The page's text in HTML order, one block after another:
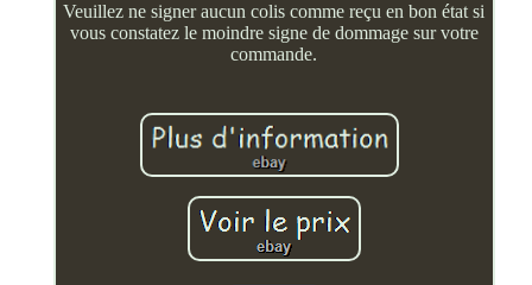
Veuillez ne signer aucun colis comme reçu en bon état si
vous constatez le moindre signe de dommage sur votre
commande.